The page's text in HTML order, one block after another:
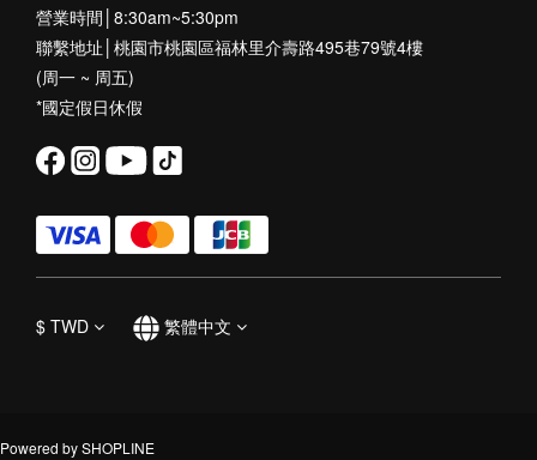
營業時間│8:30am~5:30pm
聯繫地址│桃園市桃園區福林里介壽路495巷79號4樓
(周一 ~ 周五)
*國定假日休假
$ TWD 繁體中文
Powered by SHOPLINE